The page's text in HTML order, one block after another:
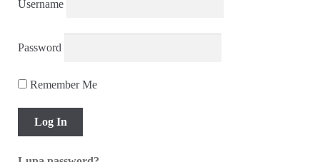
Username
Password
Remember Me